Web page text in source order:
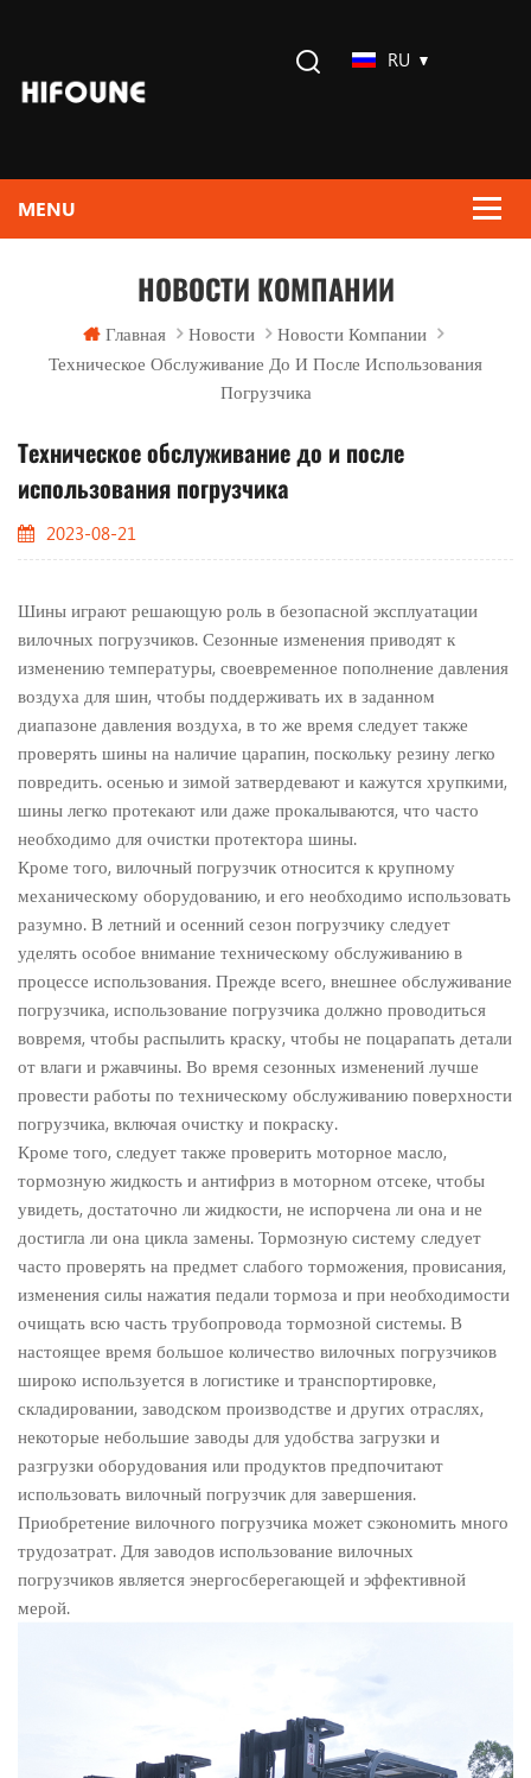
RU
НОВОСТИ КОМПАНИИ
Главная Новости
Новости Компании
Техническое Обслуживание До И После Использования
Погрузчика
Техническое обслуживание до и после
использования погрузчика
2023-08-21
Шины играют решающую роль в безопасной эксплуатации
вилочных погрузчиков. Сезонные изменения приводят к
изменению температуры, своевременное пополнение давления
воздуха для шин, чтобы поддерживать их в заданном
диапазоне давления воздуха, в то же время следует также
проверять шины на наличие царапин, поскольку резину легко
повредить. осенью и зимой затвердевают и кажутся хрупкими,
шины легко протекают или даже прокалываются, что часто
необходимо для очистки протектора шины.
Кроме того, вилочный погрузчик относится к крупному
механическому оборудованию, и его необходимо использовать
разумно. В летний и осенний сезон погрузчику следует
уделять особое внимание техническому обслуживанию в
процессе использования. Прежде всего, внешнее обслуживание
погрузчика, использование погрузчика должно проводиться
вовремя, чтобы распылить краску, чтобы не поцарапать детали
от влаги и ржавчины. Во время сезонных изменений лучше
провести работы по техническому обслуживанию поверхности
погрузчика, включая очистку и покраску.
Кроме того, следует также проверить моторное масло,
тормозную жидкость и антифриз в моторном отсеке, чтобы
увидеть, достаточно ли жидкости, не испорчена ли она и не
достигла ли она цикла замены. Тормозную систему следует
часто проверять на предмет слабого торможения, провисания,
изменения силы нажатия педали тормоза и при необходимости
очищать всю часть трубопровода тормозной системы. В
настоящее время большое количество вилочных погрузчиков
широко используется в логистике и транспортировке,
складировании, заводском производстве и других отраслях,
некоторые небольшие заводы для удобства загрузки и
разгрузки оборудования или продуктов предпочитают
использовать вилочный погрузчик для завершения.
Приобретение вилочного погрузчика может сэкономить много
трудозатрат. Для заводов использование вилочных
погрузчиков является энергосберегающей и эффективной
мерой.